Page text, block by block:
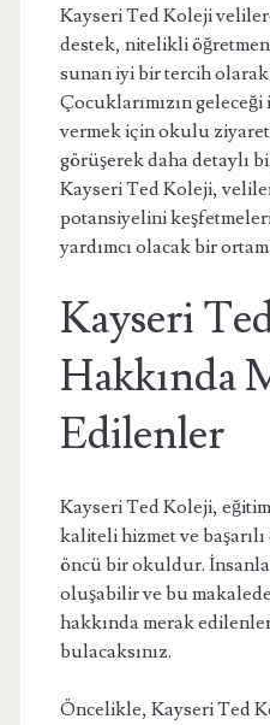
Kayseri Ted Koleji
destek, nitelikli
sunan iyi bir tercih olarak
Çocuklarımızın
vermek için okulu
görüşerek daha detaylı
Kayseri Ted Koleji,
potansiyelini
yardımcı olacak bir
Kayseri
Hakkında
Edilenler
Kayseri Ted Koleji, eğitim
kaliteli hizmet ve
öncü bir okuldur.
oluşabilir ve bu
hakkında merak
bulacaksınız.
Öncelikle, Kayseri Ted